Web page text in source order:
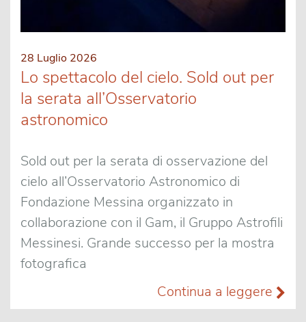
28 Luglio 2026
Lo spettacolo del cielo. Sold out per
la serata all’Osservatorio
astronomico
Sold out per la serata di osservazione del
cielo all’Osservatorio Astronomico di
Fondazione Messina organizzato in
collaborazione con il Gam, il Gruppo Astrofili
Messinesi. Grande successo per la mostra
fotografica
Continua a leggere